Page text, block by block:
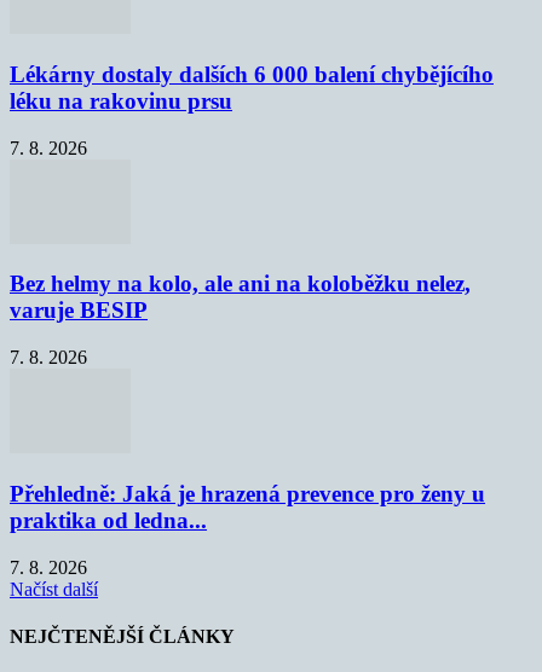
Lékárny dostaly dalších 6 000 balení chybějícího
léku na rakovinu prsu
7. 8. 2026
Bez helmy na kolo, ale ani na koloběžku nelez,
varuje BESIP
7. 8. 2026
Přehledně: Jaká je hrazená prevence pro ženy u
praktika od ledna...
7. 8. 2026
Načíst další
NEJČTENĚJŠÍ ČLÁNKY